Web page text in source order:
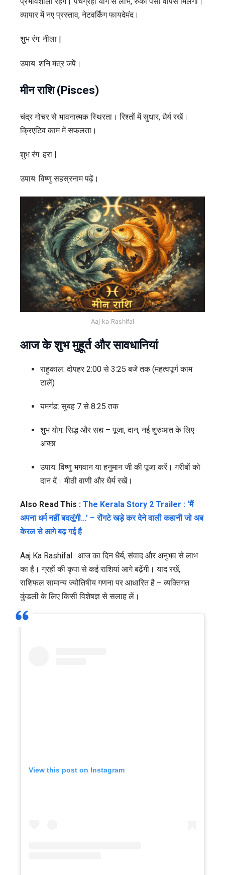
व्यापार में नए प्रस्ताव, नेटवर्किंग फायदेमंद।
शुभ रंग: नीला |
उपाय: शनि मंत्र जपें।
मीन राशि (Pisces)
चंद्र गोचर से भावनात्मक स्थिरता। रिश्तों में सुधार, धैर्य रखें।
क्रिएटिव काम में सफलता।
शुभ रंग: हरा |
उपाय: विष्णु सहस्रनाम पढ़ें।
Aaj ka Rashifal
आज के शुभ मुहूर्त और सावधानियां
राहुकाल: दोपहर 2:00 से 3:25 बजे तक (महत्वपूर्ण काम
टालें)
यमगंड: सुबह 7 से 8:25 तक
शुभ योग: सिद्ध और सद्य – पूजा, दान, नई शुरुआत के लिए
अच्छा
उपाय: विष्णु भगवान या हनुमान जी की पूजा करें। गरीबों को
दान दें। मीठी वाणी और धैर्य रखें।
Also Read This : The Kerala Story 2 Trailer : ‘मैं
अपना धर्म नहीं बदलूंगी…’ – रोंगटे खड़े कर देने वाली कहानी जो अब
केरल से आगे बढ़ गई है
Aaj Ka Rashifal : आज का दिन धैर्य, संवाद और अनुभव से लाभ
का है। ग्रहों की कृपा से कई राशियां आगे बढ़ेंगी। याद रखें,
राशिफल सामान्य ज्योतिषीय गणना पर आधारित है – व्यक्तिगत
कुंडली के लिए किसी विशेषज्ञ से सलाह लें।
View this post on Instagram